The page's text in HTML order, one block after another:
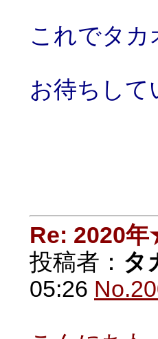
これでタ
お待ちして
Re: 2020
投稿者： タ
05:26